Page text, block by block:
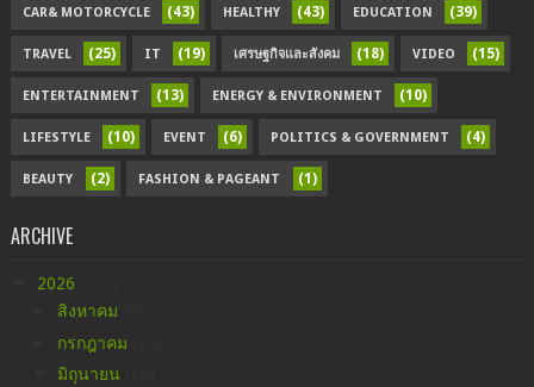
CAR& MOTORCYCLE (43) HEALTHY (43) EDUCATION (39)
TRAVEL (25) IT (19) เศรษฐกิจและสังคม (18) VIDEO (15)
ENTERTAINMENT (13) ENERGY & ENVIRONMENT (10)
LIFESTYLE (10) EVENT (6) POLITICS & GOVERNMENT (4)
BEAUTY (2) FASHION & PAGEANT (1)
ARCHIVE
2026
สิงหาคม
กรกฎาคม
มิถุนายน